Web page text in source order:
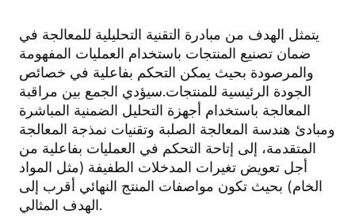
يتمثل الهدف من مبادرة التقنية التحليلية للمعالجة في
ضمان تصنيع المنتجات باستخدام العمليات المفهومة
والمرصودة بحيث يمكن التحكم بفاعلية في خصائص
الجودة الرئيسية للمنتجات.سيؤدي الجمع بين مراقبة
المعالجة باستخدام أجهزة التحليل الضمنية المباشرة
ومبادئ هندسة المعالجة الصلبة وتقنيات نمذجة المعالجة
المتقدمة، إلى إتاحة التحكم في العمليات بفاعلية من
أجل تعويض تغيرات المدخلات الطفيفة (مثل المواد
الخام) بحيث تكون مواصفات المنتج النهائي أقرب إلى
الهدف المثالي.